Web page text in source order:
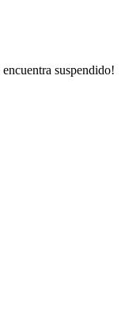
suspendido!